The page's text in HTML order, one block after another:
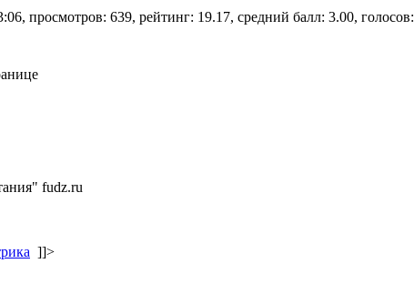
просмотров: 639, рейтинг: 19.17, средний балл: 3.00, голосов:
fudz.ru
]]>